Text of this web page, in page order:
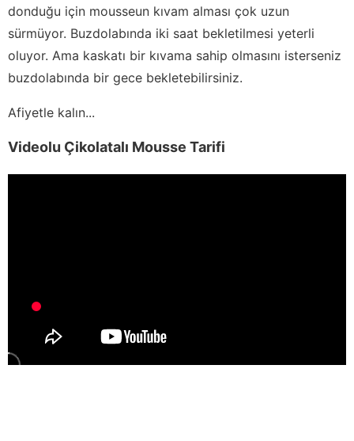
donduğu için mousseun kıvam alması çok uzun
sürmüyor. Buzdolabında iki saat bekletilmesi yeterli
oluyor. Ama kaskatı bir kıvama sahip olmasını isterseniz
buzdolabında bir gece bekletebilirsiniz.
Afiyetle kalın...
Videolu Çikolatalı Mousse Tarifi